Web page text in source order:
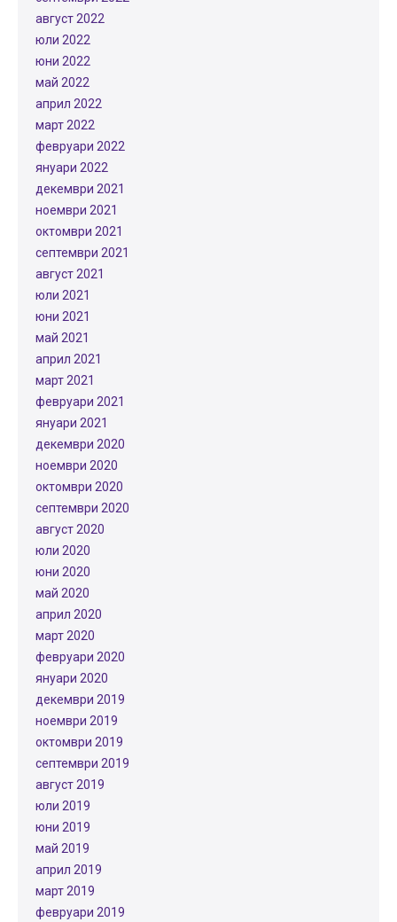
август 2022
юли 2022
юни 2022
май 2022
април 2022
март 2022
февруари 2022
януари 2022
декември 2021
ноември 2021
октомври 2021
септември 2021
август 2021
юли 2021
юни 2021
май 2021
април 2021
март 2021
февруари 2021
януари 2021
декември 2020
ноември 2020
октомври 2020
септември 2020
август 2020
юли 2020
юни 2020
май 2020
април 2020
март 2020
февруари 2020
януари 2020
декември 2019
ноември 2019
октомври 2019
септември 2019
август 2019
юли 2019
юни 2019
май 2019
април 2019
март 2019
февруари 2019